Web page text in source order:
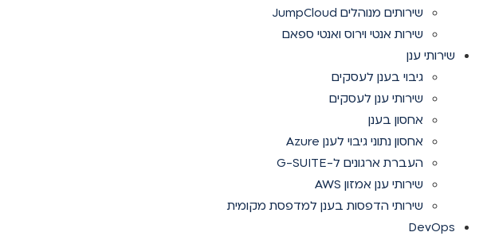
שירותים מנוהלים JumpCloud
שירות אנטי וירוס ואנטי ספאם
שירותי ענן
גיבוי בענן לעסקים
שירותי ענן לעסקים
אחסון בענן
אחסון נתוני גיבוי לענן Azure
העברת ארגונים ל-G-SUITE
שירותי ענן אמזון AWS
שירותי הדפסות בענן למדפסת מקומית
DevOps